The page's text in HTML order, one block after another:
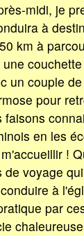
midi, je
à
km à
un couple
pour
en les
!
voyage
à
par